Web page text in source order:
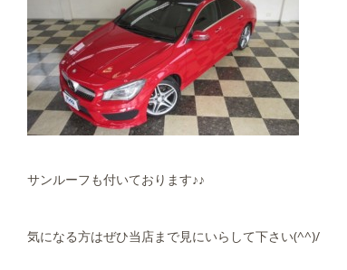
サンルーフも付いております♪♪
気になる方はぜひ当店まで見にいらして下さい(^^)/